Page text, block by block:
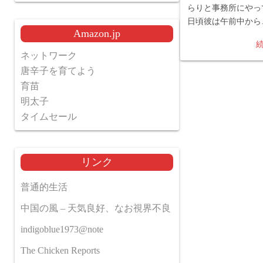
らりと事務所にや
日頃彼は午前中か
Amazon.jp
ネットワーク
唐辛子を育てよう
育苗
明太子
タイムセール
リンク
普通的生活
中国の風 – 天気良好、なお視界不良
indigoblue1973@note
The Chicken Reports